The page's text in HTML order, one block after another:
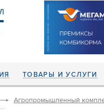
ТОВАРЫ И УСЛУГИ
Агропромышленный